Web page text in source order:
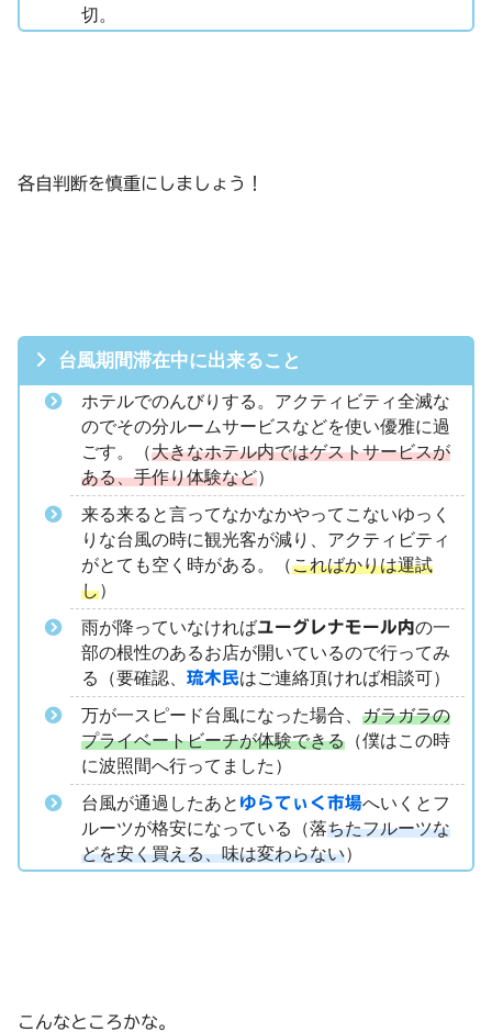
切。
各自判断を慎重にしましょう！
台風期間滞在中に出来ること
ホテルでのんびりする。アクティビティ全滅な
のでその分ルームサービスなどを使い優雅に過
ごす。（大きなホテル内ではゲストサービスが
ある、手作り体験など）
来る来ると言ってなかなかやってこないゆっく
りな台風の時に観光客が減り、アクティビティ
がとても空く時がある。（こればかりは運試
し）
雨が降っていなければユーグレナモール内の一
部の根性のあるお店が開いているので行ってみ
る（要確認、 琉木民はご連絡頂ければ相談可）
万が一スピード台風になった場合、 ガラガラの
プライベートビーチが体験できる（僕はこの時
に波照間へ行ってました）
台風が通過したあと ゆらてぃく市場へいくとフ
ルーツが格安になっている（落ちたフルーツな
どを安く買える、味は変わらない）
こんなところかな。